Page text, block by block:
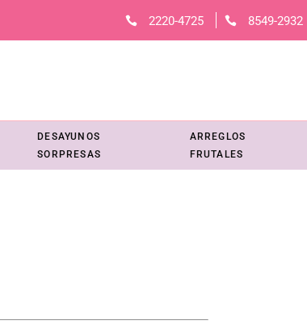
2220-4725 8549-2932
DESAYUNOS
SORPRESAS
ARREGLOS
FRUTALES